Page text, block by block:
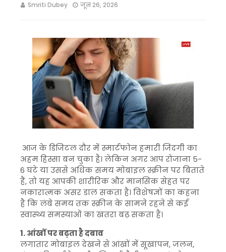
Smriti Dubey जून 26, 2026
आज के डिजिटल दौर में स्मार्टफोन हमारी जिंदगी का
अहम हिस्सा बन चुका है। लेकिन अगर आप रोजाना 5-
6 घंटे या उससे अधिक समय मोबाइल स्क्रीन पर बिताते
हैं, तो यह आपकी शारीरिक और मानसिक सेहत पर
नकारात्मक असर डाल सकता है। विशेषज्ञों का कहना
है कि लंबे समय तक स्क्रीन के सामने रहने से कई
स्वास्थ्य समस्याओं का खतरा बढ़ सकता है।
1. आंखों पर बढ़ता है दबाव
लगातार मोबाइल देखने से आंखों में सूखापन, जलन,